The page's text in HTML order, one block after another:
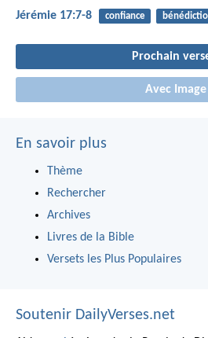
Jérémie 17:7-8 confiance
Prochain
Avec Image
En savoir plus
Thème
Rechercher
Archives
Livres de la Bible
Versets les Plus Populaires
Soutenir DailyVerses.net